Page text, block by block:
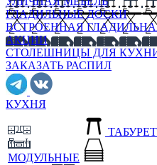
ГЛАДИЛЬНЫЕ ДОСКИ
ВСТРОЕННАЯ
АКЦИИ
СТОЛЕШНИЦЫ ДЛЯ
ЗАКАЗАТЬ РАСПИЛ
КУХНЯ
МОДУЛЬНЫЕ